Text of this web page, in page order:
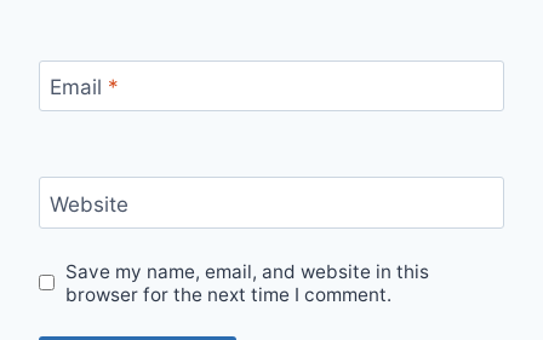
Email *
Website
Save my name, email, and website in this
browser for the next time I comment.